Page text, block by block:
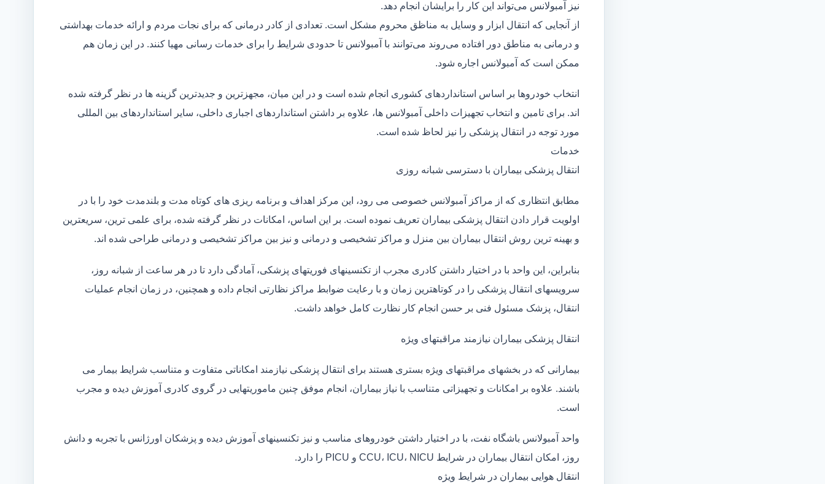
نیز آمبولانس می‌تواند این کار را برایشان انجام دهد.
از آنجایی که انتقال ابزار و وسایل به مناظق محروم مشکل است. تعدادی از کادر درمانی که برای نجات مردم و ارائه خدمات بهداشتی
و درمانی به مناطق دور افتاده می‌روند می‌توانند با آمبولانس تا حدودی شرایط را برای خدمات رسانی مهیا کنند. در این زمان هم
ممکن است که آمبولانس اجاره شود.
انتخاب خودروها بر اساس استانداردهای کشوری انجام شده است و در این میان، مجهزترین و جدیدترین گزینه ها در نظر گرفته شده
اند. برای تامین و انتخاب تجهیزات داخلی آمبولانس ها، علاوه بر داشتن استانداردهای اجباری داخلی، سایر استانداردهای بین المللی
مورد توجه در انتقال پزشکی را نیز لحاظ شده است.
خدمات
انتقال پزشکی بیماران با دسترسی شبانه روزی
مطابق انتظاری که از مراکز آمبولانس خصوصی می رود، این مرکز اهداف و برنامه ریزی های کوتاه مدت و بلندمدت خود را با در
اولویت قرار دادن انتقال پزشکی بیماران تعریف نموده است. بر این اساس، امکانات در نظر گرفته شده، برای علمی ترین، سریعترین
و بهینه ترین روش انتقال بیماران بین منزل و مراکز تشخیصی و درمانی و نیز بین مراکز تشخیصی و درمانی طراحی شده اند.
بنابراین، این واحد با در اختیار داشتن کادری مجرب از تکنسینهای فوریتهای پزشکی، آمادگی دارد تا در هر ساعت از شبانه روز،
سرویسهای انتقال پزشکی را در کوتاهترین زمان و با رعایت ضوابط مراکز نظارتی انجام داده و همچنین، در زمان انجام عملیات
انتقال، پزشک مسئول فنی بر حسن انجام کار نظارت کامل خواهد داشت.
انتقال پزشکی بیماران نیازمند مراقبتهای ویژه
بیمارانی که در بخشهای مراقبتهای ویژه بستری هستند برای انتقال پزشکی نیازمند امکاناتی متفاوت و متناسب شرایط بیمار می
باشند. علاوه بر امکانات و تجهیزاتی متناسب با نیاز بیماران، انجام موفق چنین ماموریتهایی در گروی کادری آموزش دیده و مجرب
است.
واحد آمبولانس باشگاه نفت، با در اختیار داشتن خودروهای مناسب و نیز تکنسینهای آموزش دیده و پزشکان اورژانس با تجربه و دانش
روز، امکان انتقال بیماران در شرایط CCU، ICU، NICU و PICU را دارد.
انتقال هوایی بیماران در شرایط ویژه